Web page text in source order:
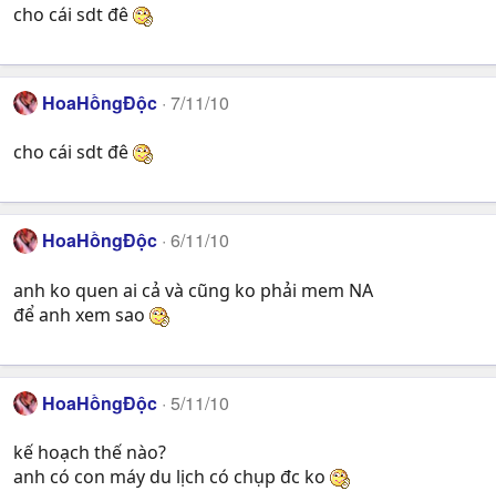
cho cái sdt đê
HoaHồngĐộc 7/11/10
cho cái sdt đê
HoaHồngĐộc 6/11/10
anh ko quen ai cả và cũng ko phải mem NA
để anh xem sao
HoaHồngĐộc 5/11/10
kế hoạch thế nào?
anh có con máy du lịch có chụp đc ko